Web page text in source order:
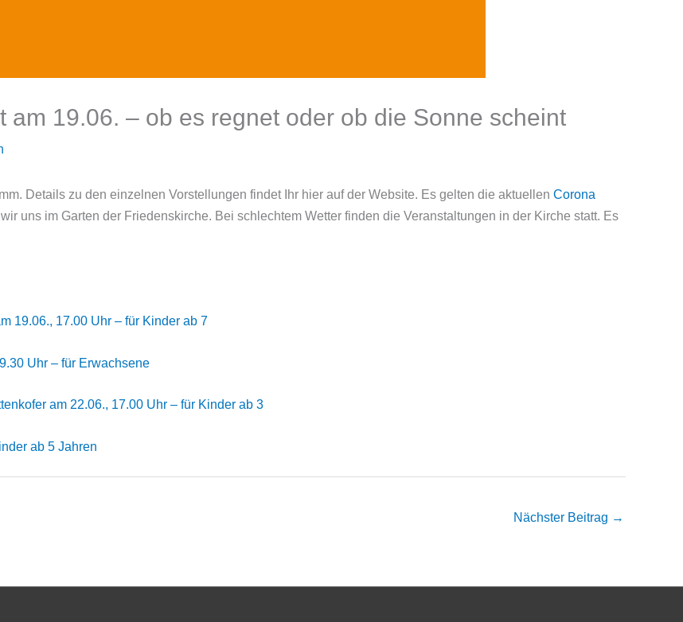
am 19.06. – ob es regnet oder ob die Sonne scheint
Details zu den einzelnen Vorstellungen findet Ihr hier auf der Website. Es gelten die aktuellen Corona
uns im Garten der Friedenskirche. Bei schlechtem Wetter finden die Veranstaltungen in der Kirche statt. Es
19.06., 17.00 Uhr – für Kinder ab 7
Uhr – für Erwachsene
am 22.06., 17.00 Uhr – für Kinder ab 3
ab 5 Jahren
Nächster Beitrag →